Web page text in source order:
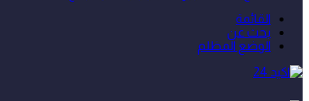
القائمة
بحث عن
الوضع المظلم